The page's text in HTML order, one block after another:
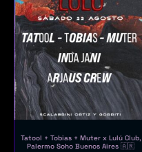
Tatool + Tobias + Muter x Lulú Club,
Palermo Soho Buenos Aires 🇦🇷